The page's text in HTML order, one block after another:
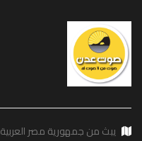
يبث من جمهورية مصر العربية